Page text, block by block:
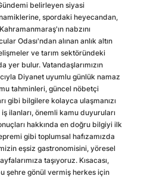
belirleyen siyasi
spordaki heyecandan,
nabzını
Odası'ndan alınan anlık altın
ve tarım sektöründeki
yer bulur. Vatandaşlarımızın
Diyanet uyumlu günlük namaz
tahminleri, güncel nöbetçi
gibi bilgilere kolayca ulaşmanızı
ilanları, önemli kamu duyuruları
hakkında en doğru bilgiyi ilk
gibi toplumsal hafızamızda
eşsiz gastronomisini, yöresel
taşıyoruz. Kısacası,
şehre gönül vermiş herkes için